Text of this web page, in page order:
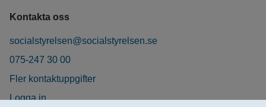
Kontakta oss
socialstyrelsen@socialstyrelsen.se
075-247 30 00
Fler kontaktuppgifter
Logga in